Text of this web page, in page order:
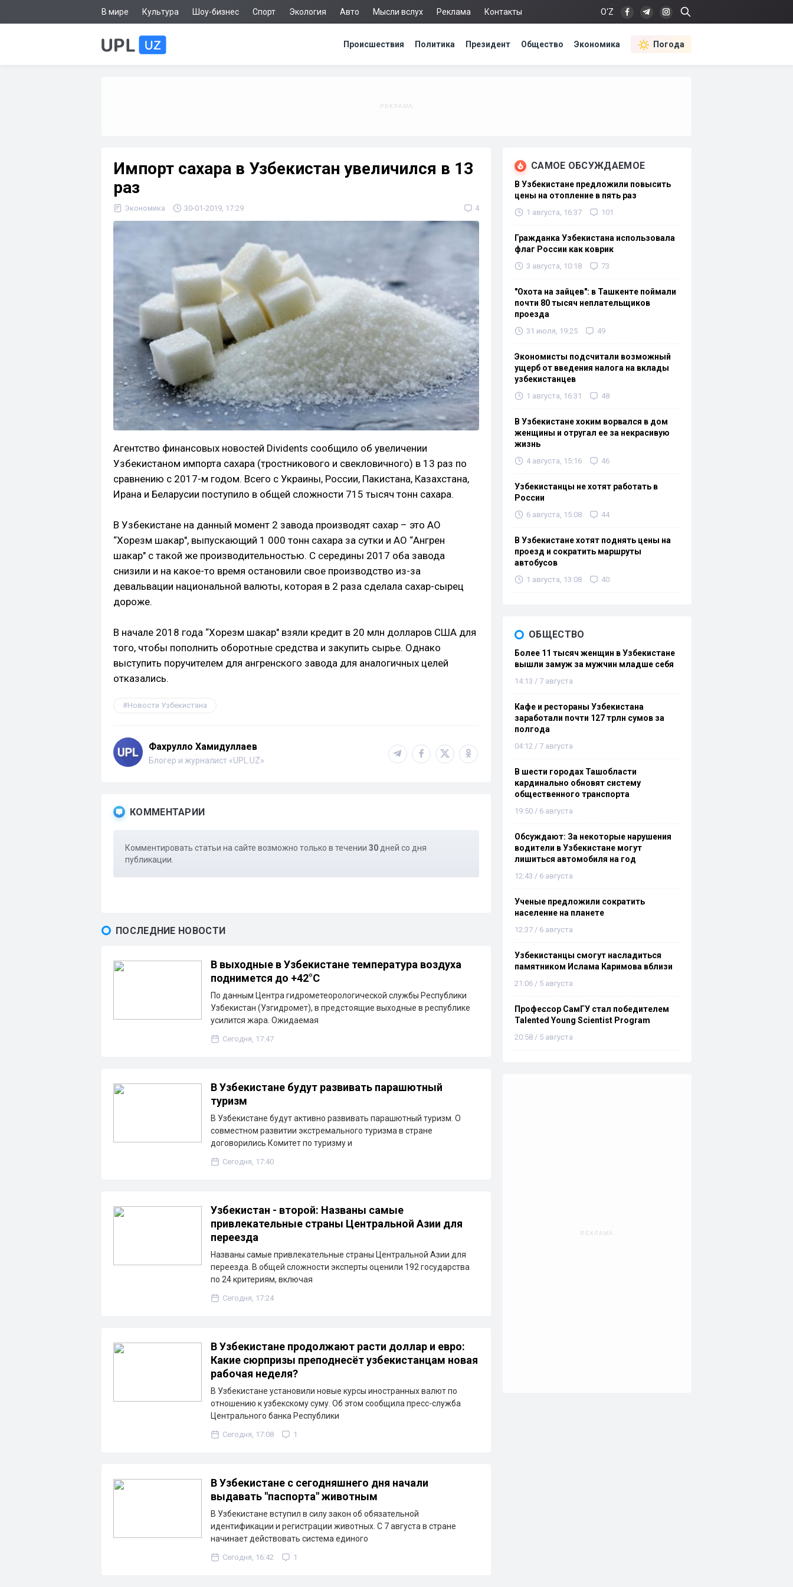
В мире Культура Шоу-бизнес Спорт Экология Авто Мысли вслух Реклама Контакты O‘Z
Происшествия Политика Президент Общество Экономика Погода
Импорт сахара в Узбекистан увеличился в 13
раз
Экономика 30-01-2019, 17:29 4
Агентство финансовых новостей Dividents сообщило об увеличении
Узбекистаном импорта сахара (тростникового и свекловичного) в 13 раз по
сравнению с 2017-м годом. Всего с Украины, России, Пакистана, Казахстана,
Ирана и Беларусии поступило в общей сложности 715 тысяч тонн сахара.
В Узбекистане на данный момент 2 завода производят сахар – это АО
“Хорезм шакар", выпускающий 1 000 тонн сахара за сутки и АО “Ангрен
шакар" с такой же производительностью. С середины 2017 оба завода
снизили и на какое-то время остановили свое производство из-за
девальвации национальной валюты, которая в 2 раза сделала сахар-сырец
дороже.
В начале 2018 года “Хорезм шакар" взяли кредит в 20 млн долларов США для
того, чтобы пополнить оборотные средства и закупить сырье. Однако
выступить поручителем для ангренского завода для аналогичных целей
отказались.
Новости Узбекистана
Фахрулло Хамидуллаев
Блогер и журналист «UPL.UZ»
КОММЕНТАРИИ
Комментировать статьи на сайте возможно только в течении 30 дней со дня
публикации.
ПОСЛЕДНИЕ НОВОСТИ
В выходные в Узбекистане температура воздуха
поднимется до +42°C
По данным Центра гидрометеорологической службы Республики
Узбекистан (Узгидромет), в предстоящие выходные в республике
усилится жара. Ожидаемая
Сегодня, 17:47
В Узбекистане будут развивать парашютный
туризм
В Узбекистане будут активно развивать парашютный туризм. О
совместном развитии экстремального туризма в стране
договорились Комитет по туризму и
Сегодня, 17:40
Узбекистан - второй: Названы самые
привлекательные страны Центральной Азии для
переезда
Названы самые привлекательные страны Центральной Азии для
переезда. В общей сложности эксперты оценили 192 государства
по 24 критериям, включая
Сегодня, 17:24
В Узбекистане продолжают расти доллар и евро:
Какие сюрпризы преподнесёт узбекистанцам новая
рабочая неделя?
В Узбекистане установили новые курсы иностранных валют по
отношению к узбекскому суму. Об этом сообщила пресс-служба
Центрального банка Республики
Сегодня, 17:08 1
В Узбекистане с сегодняшнего дня начали
выдавать "паспорта" животным
В Узбекистане вступил в силу закон об обязательной
идентификации и регистрации животных. С 7 августа в стране
начинает действовать система единого
Сегодня, 16:42 1
САМОЕ ОБСУЖДАЕМОЕ
В Узбекистане предложили повысить
цены на отопление в пять раз
1 августа, 16:37 101
Гражданка Узбекистана использовала
флаг России как коврик
3 августа, 10:18 73
"Охота на зайцев": в Ташкенте поймали
почти 80 тысяч неплательщиков
проезда
31 июля, 19:25 49
Экономисты подсчитали возможный
ущерб от введения налога на вклады
узбекистанцев
1 августа, 16:31 48
В Узбекистане хоким ворвался в дом
женщины и отругал ее за некрасивую
жизнь
4 августа, 15:16 46
Узбекистанцы не хотят работать в
России
6 августа, 15:08 44
В Узбекистане хотят поднять цены на
проезд и сократить маршруты
автобусов
1 августа, 13:08 40
ОБЩЕСТВО
Более 11 тысяч женщин в Узбекистане
вышли замуж за мужчин младше себя
14:13 / 7 августа
Кафе и рестораны Узбекистана
заработали почти 127 трлн сумов за
полгода
04:12 / 7 августа
В шести городах Ташобласти
кардинально обновят систему
общественного транспорта
19:50 / 6 августа
Обсуждают: За некоторые нарушения
водители в Узбекистане могут
лишиться автомобиля на год
12:43 / 6 августа
Ученые предложили сократить
население на планете
12:37 / 6 августа
Узбекистанцы смогут насладиться
памятником Ислама Каримова вблизи
21:06 / 5 августа
Профессор СамГУ стал победителем
Talented Young Scientist Program
20:58 / 5 августа